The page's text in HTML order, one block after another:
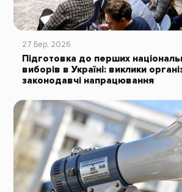
27 Бер, 2026
Підготовка до перших
виборів в Україні: виклики
законодавчі напрацювання